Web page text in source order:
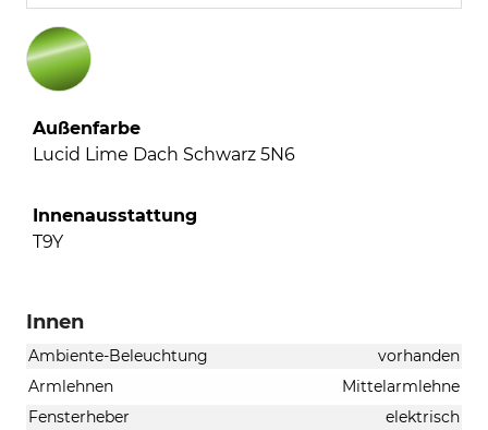
Außenfarbe
Lucid Lime Dach Schwarz 5N6
Innenausstattung
T9Y
Innen
Ambiente-Beleuchtung
vorhanden
Armlehnen
Mittelarmlehne
Fensterheber
elektrisch